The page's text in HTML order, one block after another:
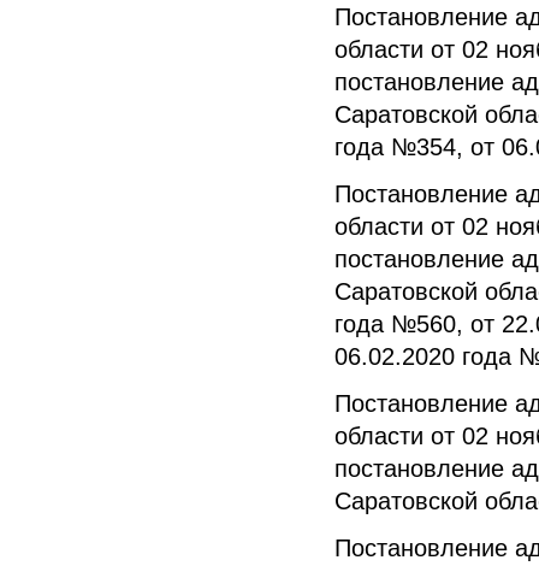
Постановление
области от 02
постановление
Саратовской
года №354, от
Постановление
области от 02
постановление
Саратовской
года №560, от
06.02.2020 года
Постановление
области от 02
постановление
Саратовской
Постановление